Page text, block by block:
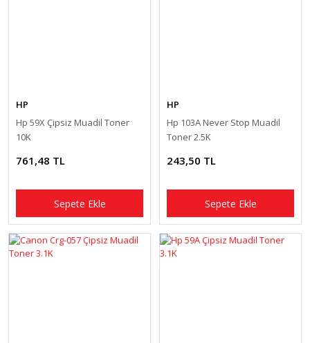
HP
Hp 59X Çipsiz Muadil Toner
10K
761,48 TL
Sepete Ekle
HP
Hp 103A Never Stop Muadil
Toner 2.5K
243,50 TL
Sepete Ekle